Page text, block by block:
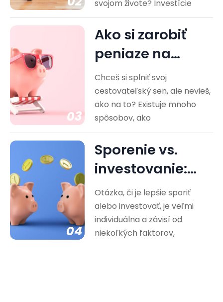
svojom živote? Investície
03
Ako si zarobiť
peniaze na
cestovanie?
Praktické rady
Chceš si splniť svoj
cestovateľský sen, ale nevieš,
ako na to? Existuje mnoho
spôsobov, ako
04
Sporenie vs.
investovanie:
Ktorá cesta je
pre vás…
Otázka, či je lepšie sporiť
alebo investovať, je veľmi
individuálna a závisí od
niekoľkých faktorov,